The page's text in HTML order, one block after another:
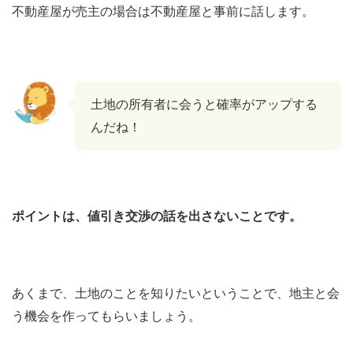
不動産屋が売主の場合は不動産屋と事前に話します。
土地の所有者に会うと確率がアップする
んだね！
ポイントは、値引き交渉の話を出さないことです。
あくまで、土地のことを知りたいということで、地主と会
う機会を作ってもらいましょう。